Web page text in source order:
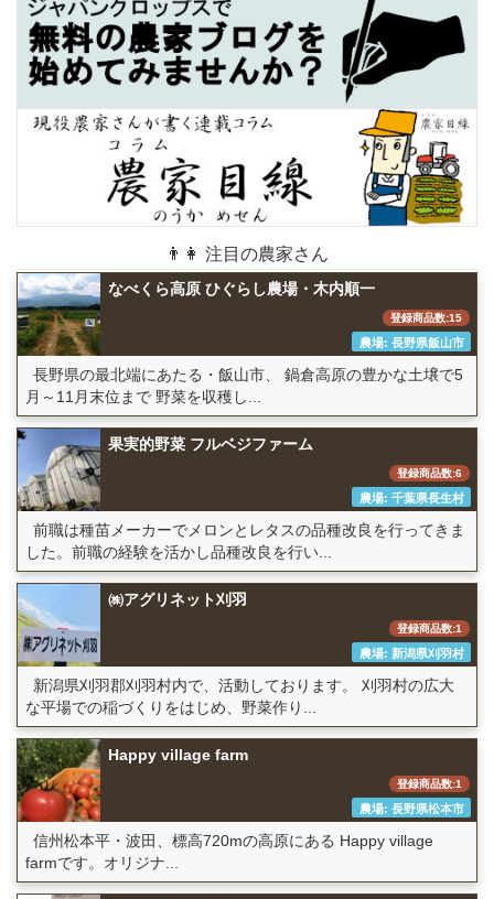
👨👩 注目の農家さん
なべくら高原 ひぐらし農場・木内順一
登録商品数:15
農場: 長野県飯山市
長野県の最北端にあたる・飯山市、 鍋倉高原の豊かな土壌で5
月～11月末位まで 野菜を収穫し...
果実的野菜 フルベジファーム
登録商品数:6
農場: 千葉県長生村
前職は種苗メーカーでメロンとレタスの品種改良を行ってきま
した。前職の経験を活かし品種改良を行い...
㈱アグリネット刈羽
登録商品数:1
農場: 新潟県刈羽村
新潟県刈羽郡刈羽村内で、活動しております。 刈羽村の広大
な平場での稲づくりをはじめ、野菜作り...
Happy village farm
登録商品数:1
農場: 長野県松本市
信州松本平・波田、標高720mの高原にある Happy village
farmです。オリジナ...